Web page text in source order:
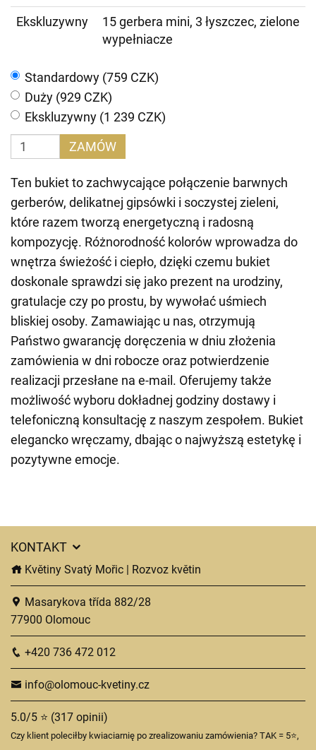
Ekskluzywny
15 gerbera mini, 3 łyszczec, zielone
wypełniacze
Standardowy (759 CZK)
Duży (929 CZK)
Ekskluzywny (1 239 CZK)
ZAMÓW
Ten bukiet to zachwycające połączenie barwnych
gerberów, delikatnej gipsówki i soczystej zieleni,
które razem tworzą energetyczną i radosną
kompozycję. Różnorodność kolorów wprowadza do
wnętrza świeżość i ciepło, dzięki czemu bukiet
doskonale sprawdzi się jako prezent na urodziny,
gratulacje czy po prostu, by wywołać uśmiech
bliskiej osoby. Zamawiając u nas, otrzymują
Państwo gwarancję doręczenia w dniu złożenia
zamówienia w dni robocze oraz potwierdzenie
realizacji przesłane na e-mail. Oferujemy także
możliwość wyboru dokładnej godziny dostawy i
telefoniczną konsultację z naszym zespołem. Bukiet
elegancko wręczamy, dbając o najwyższą estetykę i
pozytywne emocje.
KONTAKT
Květiny Svatý Mořic | Rozvoz květin
Masarykova třída 882/28
77900 Olomouc
+420 736 472 012
info@olomouc-kvetiny.cz
5.0/5 ⭐ (317 opinii)
Czy klient poleciłby kwiaciarnię po zrealizowaniu zamówienia? TAK = 5⭐,